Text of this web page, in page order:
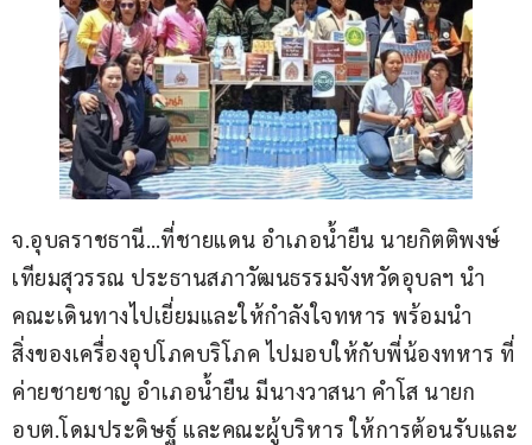
จ.อุบลราชธานี…ที่ชายแดน อำเภอน้ำยืน นายกิตติพงษ์
เทียมสุวรรณ ประธานสภาวัฒนธรรมจังหวัดอุบลฯ นำ
คณะเดินทางไปเยี่ยมและให้กำลังใจทหาร พร้อมนำ
สิ่งของเครื่องอุปโภคบริโภค ไปมอบให้กับพี่น้องทหาร ที่
ค่ายชายชาญ อำเภอน้ำยืน มีนางวาสนา คำโส นายก
อบต.โดมประดิษฐ์ และคณะผู้บริหาร ให้การต้อนรับและ